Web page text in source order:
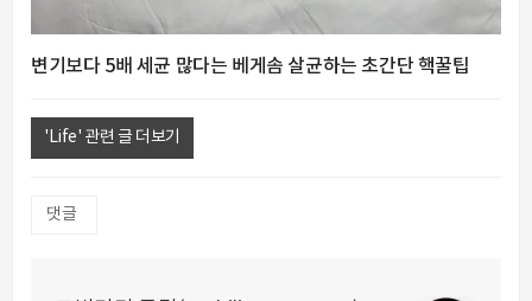
변기보다 5배 세균 많다는 베게솜 살균하는 초간단 핵꿀팁
'Life' 관련 글 더보기
댓글